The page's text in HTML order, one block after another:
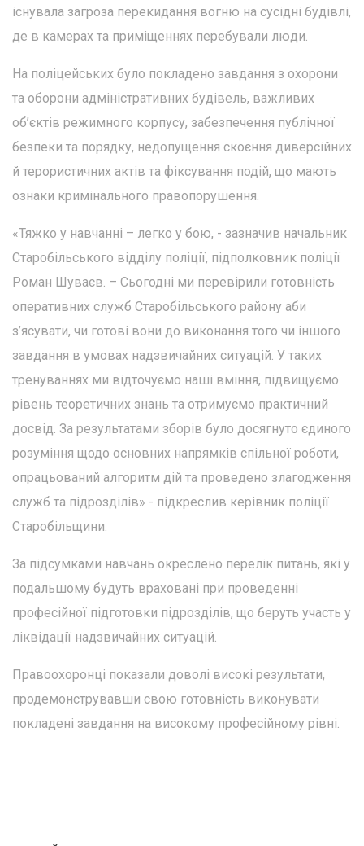
існувала загроза перекидання вогню на сусідні будівлі,
де в камерах та приміщеннях перебували люди.
На поліцейських було покладено завдання з охорони
та оборони адміністративних будівель, важливих
об’єктів режимного корпусу, забезпечення публічної
безпеки та порядку, недопущення скоєння диверсійних
й терористичних актів та фіксування подій, що мають
ознаки кримінального правопорушення.
«Тяжко у навчанні – легко у бою, - зазначив начальник
Старобільського відділу поліції, підполковник поліції
Роман Шуваєв. – Сьогодні ми перевірили готовність
оперативних служб Старобільського району аби
з’ясувати, чи готові вони до виконання того чи іншого
завдання в умовах надзвичайних ситуацій. У таких
тренуваннях ми відточуємо наші вміння, підвищуємо
рівень теоретичних знань та отримуємо практичний
досвід. За результатами зборів було досягнуто єдиного
розуміння щодо основних напрямків спільної роботи,
опрацьований алгоритм дій та проведено злагодження
служб та підрозділів» - підкреслив керівник поліції
Старобільщини.
За підсумками навчань окреслено перелік питань, які у
подальшому будуть враховані при проведенні
професійної підготовки підрозділів, що беруть участь у
ліквідації надзвичайних ситуацій.
Правоохоронці показали доволі високі результати,
продемонструвавши свою готовність виконувати
покладені завдання на високому професійному рівні.